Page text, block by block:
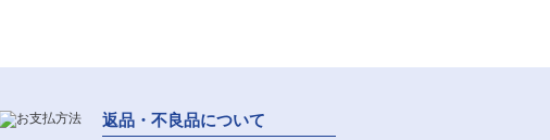
返品・不良品について